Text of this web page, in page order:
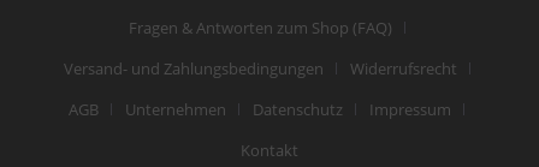
Fragen & Antworten zum Shop (FAQ)
Versand- und Zahlungsbedingungen
Widerrufsrecht
AGB
Unternehmen Datenschutz
Impressum
Kontakt